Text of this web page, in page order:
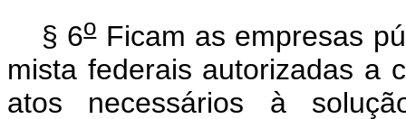
§ 6oFicam as empresas
mista federais autorizadas a
atos necessários à